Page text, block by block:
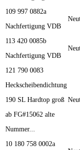
109 997 0882a
Nachfertigung VDB
113 420 0085b
Nachfertigung VDB
121 790 0083
Heckscheibendichtung
190 SL Hardtop groß
ab FG#15062 alte
Nummer...
10 180 758 0002a